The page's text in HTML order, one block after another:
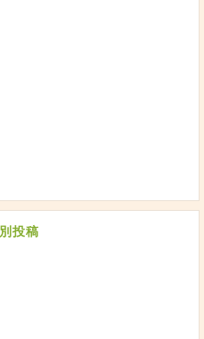
投稿